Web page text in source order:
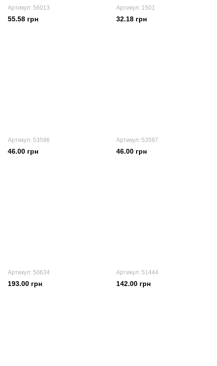
Артикул: 56013
55.58 грн
Артикул: 1501
32.18 грн
Артикул: 53596
46.00 грн
Артикул: 53597
46.00 грн
Артикул: 50634
193.00 грн
Артикул: 51444
142.00 грн